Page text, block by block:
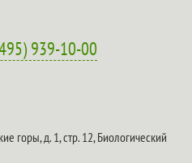
939-10-00
горы, д. 1, стр. 12,Биологический